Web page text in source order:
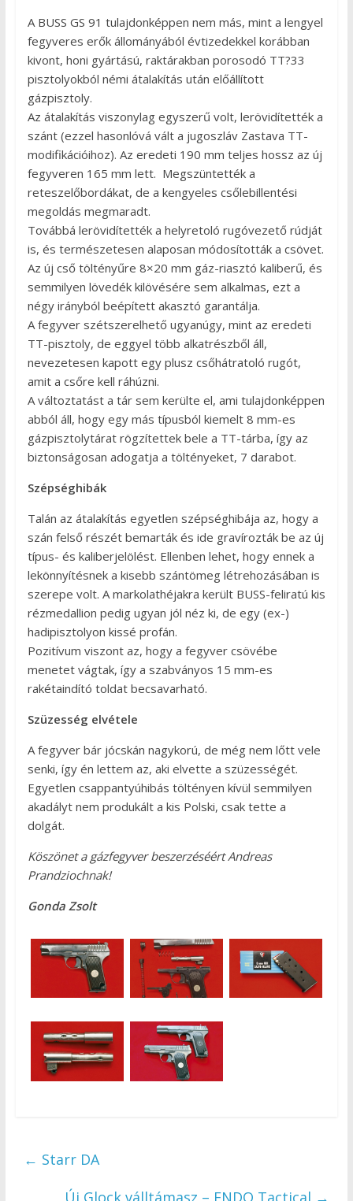
A BUSS GS 91 tulajdonképpen nem más, mint a lengyel
fegyveres erők állományából évtizedekkel korábban
kivont, honi gyártású, raktárakban porosodó TT?33
pisztolyokból némi átalakítás után előállított
gázpisztoly.
Az átalakítás viszonylag egyszerű volt, lerövidítették a
szánt (ezzel hasonlóvá vált a jugoszláv Zastava TT-
modifikációihoz). Az eredeti 190 mm teljes hossz az új
fegyveren 165 mm lett. Megszüntették a
reteszelőbordákat, de a kengyeles csőlebillentési
megoldás megmaradt.
Továbbá lerövidítették a helyretoló rugóvezető rúdját
is, és természetesen alaposan módosították a csövet.
Az új cső töltényűre 8×20 mm gáz-riasztó kaliberű, és
semmilyen lövedék kilövésére sem alkalmas, ezt a
négy irányból beépített akasztó garantálja.
A fegyver szétszerelhető ugyanúgy, mint az eredeti
TT-pisztoly, de eggyel több alkatrészből áll,
nevezetesen kapott egy plusz csőhátratoló rugót,
amit a csőre kell ráhúzni.
A változtatást a tár sem kerülte el, ami tulajdonképpen
abból áll, hogy egy más típusból kiemelt 8 mm-es
gázpisztolytárat rögzítettek bele a TT-tárba, így az
biztonságosan adogatja a töltényeket, 7 darabot.
Szépséghibák
Talán az átalakítás egyetlen szépséghibája az, hogy a
szán felső részét bemarták és ide gravírozták be az új
típus- és kaliberjelölést. Ellenben lehet, hogy ennek a
lekönnyítésnek a kisebb szántömeg létrehozásában is
szerepe volt. A markolathéjakra került BUSS-feliratú kis
rézmedallion pedig ugyan jól néz ki, de egy (ex-)
hadipisztolyon kissé profán.
Pozitívum viszont az, hogy a fegyver csövébe
menetet vágtak, így a szabványos 15 mm-es
rakétaindító toldat becsavarható.
Szüzesség elvétele
A fegyver bár jócskán nagykorú, de még nem lőtt vele
senki, így én lettem az, aki elvette a szüzességét.
Egyetlen csappantyúhibás töltényen kívül semmilyen
akadályt nem produkált a kis Polski, csak tette a
dolgát.
Köszönet a gázfegyver beszerzéséért Andreas
Prandziochnak!
Gonda Zsolt
← Starr DA
Új Glock válltámasz – ENDO Tactical →